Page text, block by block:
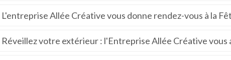
L'entreprise Allée Créative vous donne rendez-vous à la
Réveillez votre extérieur : l'Entreprise Allée Créative